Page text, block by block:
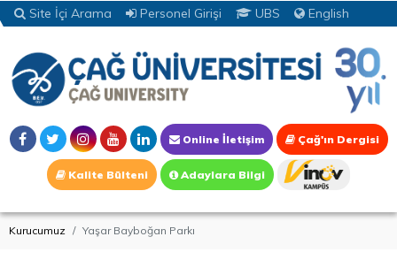
Site İçi Arama Personel Girişi UBS English
Online İletişim Çağ'ın Dergisi
Kalite Bülteni Adaylara Bilgi
Kurucumuz Yaşar Bayboğan Parkı